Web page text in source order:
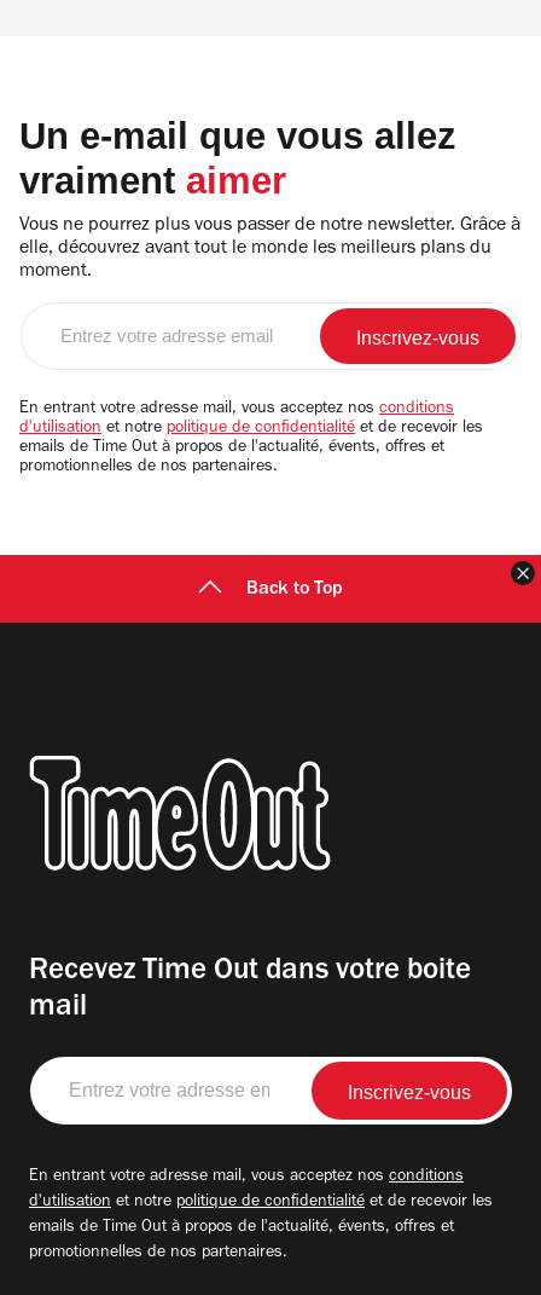
Un e-mail que vous allez
vraiment aimer
Vous ne pourrez plus vous passer de notre newsletter. Grâce à
elle, découvrez avant tout le monde les meilleurs plans du
moment.
email
En entrant votre adresse mail, vous acceptez nos conditions
d'utilisation et notre politique de confidentialité et de recevoir les
emails de Time Out à propos de l'actualité, évents, offres et
promotionnelles de nos partenaires.
Back to Top
Recevez Time Out dans votre boite
mail
Entrez
votre
adresse
En entrant votre adresse mail, vous acceptez nos conditions
d'utilisation et notre politique de confidentialité et de recevoir les
emails de Time Out à propos de l'actualité, évents, offres et
promotionnelles de nos partenaires.